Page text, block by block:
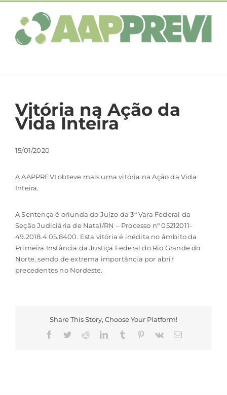
conteúdo
Vitória na Ação da
Vida Inteira
15/01/2020
A AAPPREVI obteve mais uma vitória na Ação da Vida
Inteira.
A Sentença é oriunda do Juízo da 3ª Vara Federal da
Seção Judiciária de Natal/RN – Processo nº 05212011-
49.2018.4.05.8400. Esta vitória é inédita no âmbito da
Primeira Instância da Justiça Federal do Rio Grande do
Norte, sendo de extrema importância por abrir
precedentes no Nordeste.
Share This Story, Choose Your Platform!
Facebook
TwitterRedditLinkedInTumblr Pinterest
Vk
E-